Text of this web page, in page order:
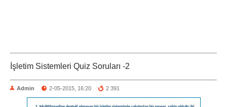
İşletim Sistemleri Quiz Soruları -2
Admin 2-05-2015, 16:20 2 391